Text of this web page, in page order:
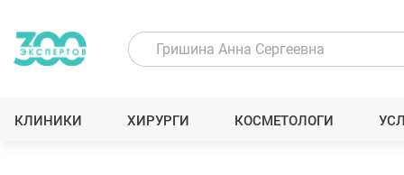
КЛИНИКИ ХИРУРГИ КОСМЕТОЛОГИ